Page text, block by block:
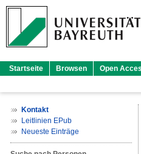
Startseite Browsen Open
Kontakt
Leitlinien EPub
Neueste Einträge